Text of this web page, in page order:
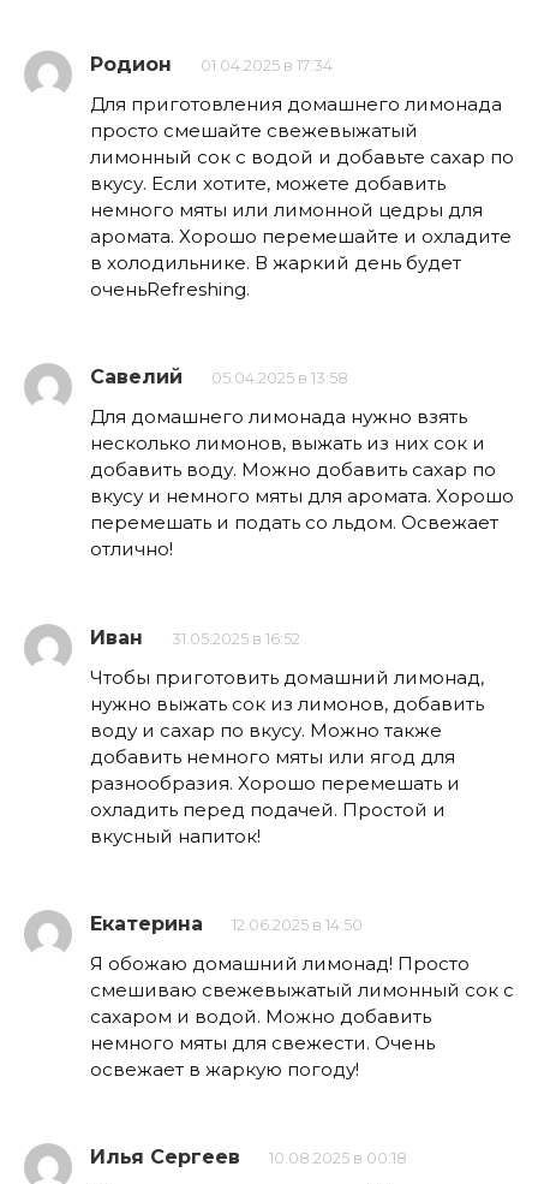
Родион 01.04.2025 в 17:34
Для приготовления домашнего лимонада
просто смешайте свежевыжатый
лимонный сок с водой и добавьте сахар по
вкусу. Если хотите, можете добавить
немного мяты или лимонной цедры для
аромата. Хорошо перемешайте и охладите
в холодильнике. В жаркий день будет
оченьRefreshing.
Савелий 05.04.2025 в 13:58
Для домашнего лимонада нужно взять
несколько лимонов, выжать из них сок и
добавить воду. Можно добавить сахар по
вкусу и немного мяты для аромата. Хорошо
перемешать и подать со льдом. Освежает
отлично!
Иван 31.05.2025 в 16:52
Чтобы приготовить домашний лимонад,
нужно выжать сок из лимонов, добавить
воду и сахар по вкусу. Можно также
добавить немного мяты или ягод для
разнообразия. Хорошо перемешать и
охладить перед подачей. Простой и
вкусный напиток!
Екатерина 12.06.2025 в 14:50
Я обожаю домашний лимонад! Просто
смешиваю свежевыжатый лимонный сок с
сахаром и водой. Можно добавить
немного мяты для свежести. Очень
освежает в жаркую погоду!
Илья Сергеев 10.08.2025 в 00:18